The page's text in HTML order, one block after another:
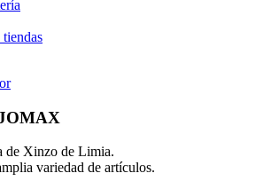
de Xinzo de Limia.
variedad de artículos.